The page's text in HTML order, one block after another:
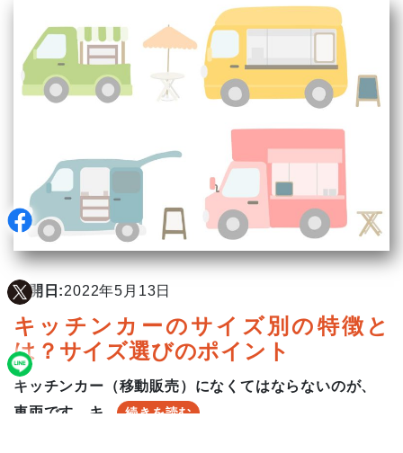
公開日:2022年5月13日
キッチンカーのサイズ別の特徴と
は？サイズ選びのポイント
キッチンカー（移動販売）になくてはならないのが、
車両です。キ... 続きを読む